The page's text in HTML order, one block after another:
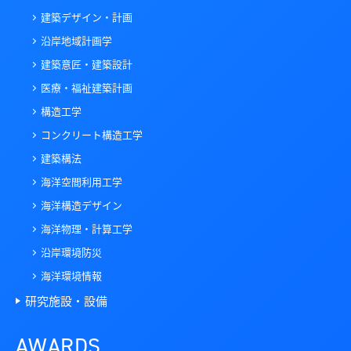
建築デザイン・計画
沿岸地域計画学
建築意匠・建築設計
医療・福祉建築計画
構造工学
コンクリート構造工学
建築構法
海洋空間利用工学
海洋構造デザイン
海洋物理・計算工学
沿岸環境防災
海洋環境情報
研究施設・設備